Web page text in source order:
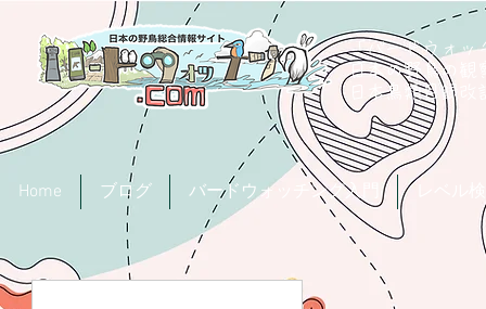
「バードウォッ
日本の野鳥の観
日本鳥類目録
Home ブログ バードウォッチング入門